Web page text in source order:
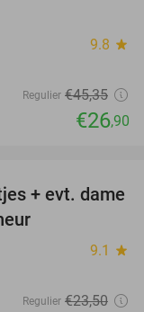
9.8 star
Regulier €45,35
€26,90
58%
+ evt. dame
9.1 star
Regulier €23,50